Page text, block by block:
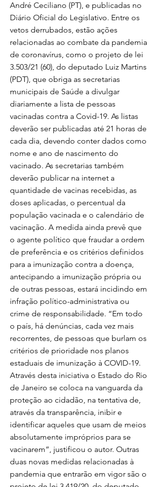
André Ceciliano (PT), e publicadas no
Diário Oficial do Legislativo. Entre os
vetos derrubados, estão ações
relacionadas ao combate da pandemia
de coronavírus, como o projeto de lei
3.503/21 (60), do deputado Luiz Martins
(PDT), que obriga as secretarias
municipais de Saúde a divulgar
diariamente a lista de pessoas
vacinadas contra a Covid-19. As listas
deverão ser publicadas até 21 horas de
cada dia, devendo conter dados como
nome e ano de nascimento do
vacinado. As secretarias também
deverão publicar na internet a
quantidade de vacinas recebidas, as
doses aplicadas, o percentual da
população vacinada e o calendário de
vacinação. A medida ainda prevê que
o agente político que fraudar a ordem
de preferência e os critérios definidos
para a imunização contra a doença,
antecipando a imunização própria ou
de outras pessoas, estará incidindo em
infração político-administrativa ou
crime de responsabilidade. “Em todo
o país, há denúncias, cada vez mais
recorrentes, de pessoas que burlam os
critérios de prioridade nos planos
estaduais de imunização à COVID-19.
Através desta iniciativa o Estado do Rio
de Janeiro se coloca na vanguarda da
proteção ao cidadão, na tentativa de,
através da transparência, inibir e
identificar aqueles que usam de meios
absolutamente impróprios para se
vacinarem”, justificou o autor. Outras
duas novas medidas relacionadas à
pandemia que entrarão em vigor são o